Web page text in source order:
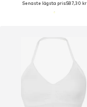
Senaste lägsta pris:587,30 kr